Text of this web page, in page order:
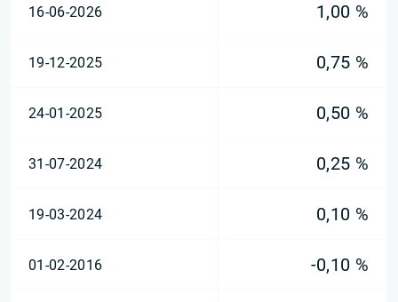
16-06-2026 1,00 %
19-12-2025 0,75 %
24-01-2025 0,50 %
31-07-2024 0,25 %
19-03-2024 0,10 %
01-02-2016 -0,10 %